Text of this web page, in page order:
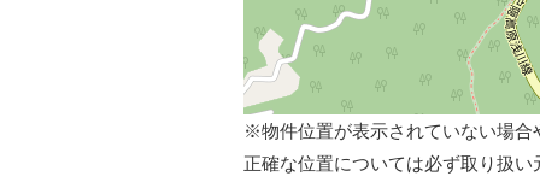
※物件位置が表示されていない場合
正確な位置については必ず取り扱